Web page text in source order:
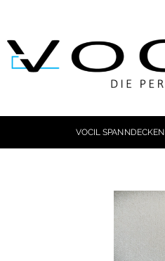
VOCIL SPANNDECKEN